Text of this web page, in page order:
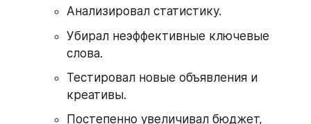
Анализировал статистику.
Убирал неэффективные ключевые
слова.
Тестировал новые объявления и
креативы.
Постепенно увеличивал бюджет,